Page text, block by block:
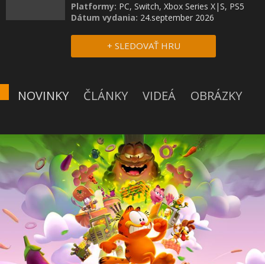
Platformy: PC, Switch, Xbox Series X|S, PS5
Dátum vydania: 24.september 2026
+ SLEDOVAŤ HRU
NOVINKY ČLÁNKY VIDEÁ OBRÁZKY